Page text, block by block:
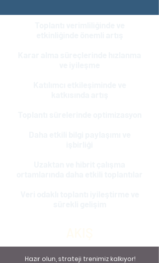
Hazır olun, strateji trenimiz kalkıyor!